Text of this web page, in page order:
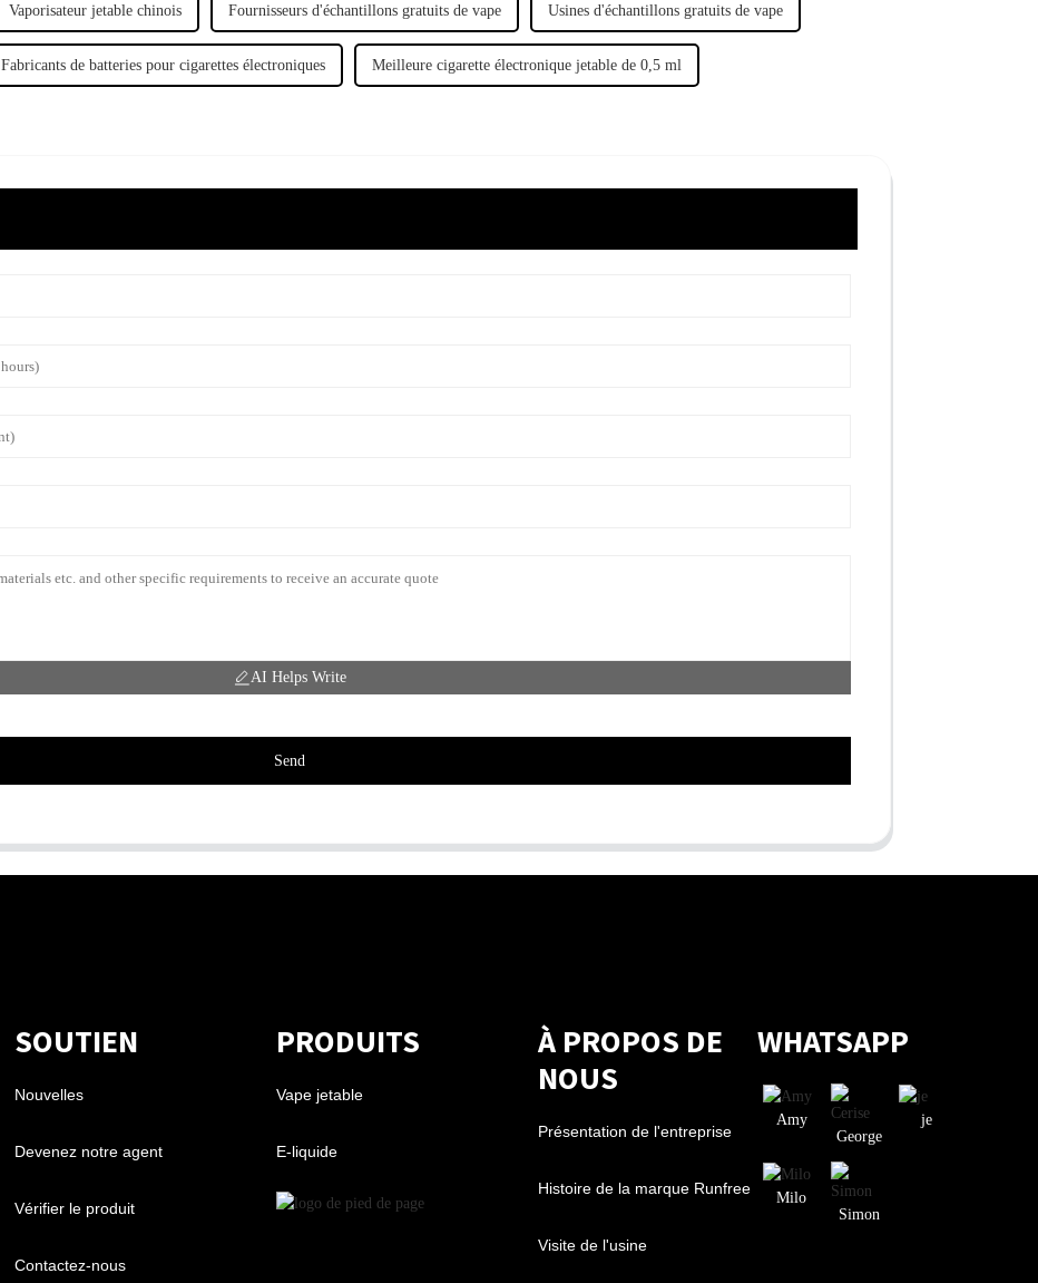
Vaporisateur jetable chinois Fournisseurs d'échantillons gratuits de vape Usines d'échantillons gratuits de vape
Fabricants de batteries pour cigarettes électroniques Meilleure cigarette électronique jetable de 0,5 ml
AI Helps Write
Send
SOUTIEN
Nouvelles
Devenez notre agent
Vérifier le produit
Contactez-nous
PRODUITS
Vape jetable
E-liquide
À PROPOS DE
NOUS
Présentation de l'entreprise
Histoire de la marque Runfree
Visite de l'usine
WHATSAPP
Amy
George
je
Milo
Simon